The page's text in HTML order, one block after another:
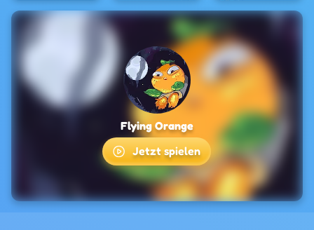
Flying Orange
Jetzt spielen